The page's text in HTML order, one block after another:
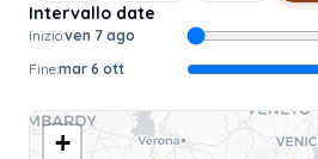
Intervallo date
Inizio:ven 7 ago
Fine:mar 6 ott
+